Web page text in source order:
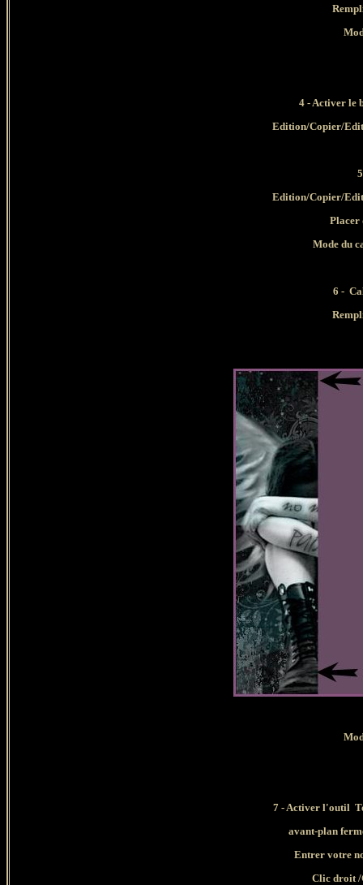
4 - Activer le
Edition/Copier/
Edition/Copier/
Placer
Mode du
6 -
7 - Activer l'outil
avant-plan
Entrer votre
Clic droit /